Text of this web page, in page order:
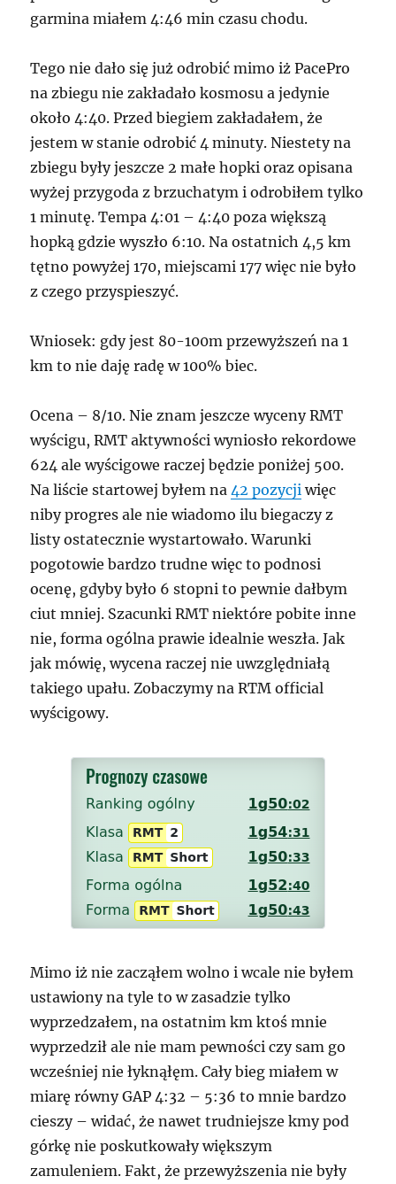
garmina miałem 4:46 min czasu chodu.
Tego nie dało się już odrobić mimo iż PacePro
na zbiegu nie zakładało kosmosu a jedynie
około 4:40. Przed biegiem zakładałem, że
jestem w stanie odrobić 4 minuty. Niestety na
zbiegu były jeszcze 2 małe hopki oraz opisana
wyżej przygoda z brzuchatym i odrobiłem tylko
1 minutę. Tempa 4:01 – 4:40 poza większą
hopką gdzie wyszło 6:10. Na ostatnich 4,5 km
tętno powyżej 170, miejscami 177 więc nie było
z czego przyspieszyć.
Wniosek: gdy jest 80-100m przewyższeń na 1
km to nie daję radę w 100% biec.
Ocena – 8/10. Nie znam jeszcze wyceny RMT
wyścigu, RMT aktywności wyniosło rekordowe
624 ale wyścigowe raczej będzie poniżej 500.
Na liście startowej byłem na42 pozycji więc
niby progres ale nie wiadomo ilu biegaczy z
listy ostatecznie wystartowało. Warunki
pogotowie bardzo trudne więc to podnosi
ocenę, gdyby było 6 stopni to pewnie dałbym
ciut mniej. Szacunki RMT niektóre pobite inne
nie, forma ogólna prawie idealnie weszła. Jak
jak mówię, wycena raczej nie uwzględniałą
takiego upału. Zobaczymy na RTM official
wyścigowy.
Mimo iż nie zacząłem wolno i wcale nie byłem
ustawiony na tyle to w zasadzie tylko
wyprzedzałem, na ostatnim km ktoś mnie
wyprzedził ale nie mam pewności czy sam go
wcześniej nie łyknąłęm. Cały bieg miałem w
miarę równy GAP 4:32 – 5:36 to mnie bardzo
cieszy – widać, że nawet trudniejsze kmy pod
górkę nie poskutkowały większym
zamuleniem. Fakt, że przewyższenia nie były